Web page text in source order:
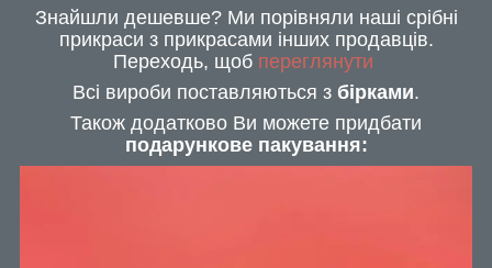
Знайшли дешевше? Ми порівняли наші срібні
прикраси з прикрасами інших продавців.
Переходь, щоб переглянути
Всі вироби поставляються з бірками.
Також додатково Ви можете придбати
подарункове пакування: